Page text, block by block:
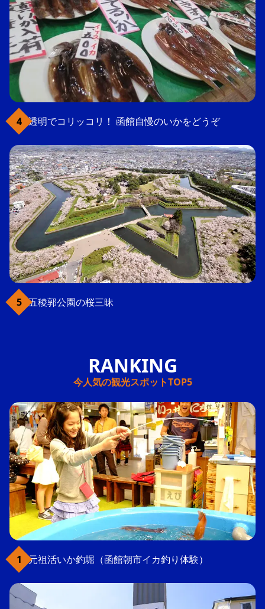
透明でコリッコリ！ 函館自慢のいかをどうぞ
五稜郭公園の桜三昧
今人気の観光スポットTOP5
元祖活いか釣堀（函館朝市イカ釣り体験）